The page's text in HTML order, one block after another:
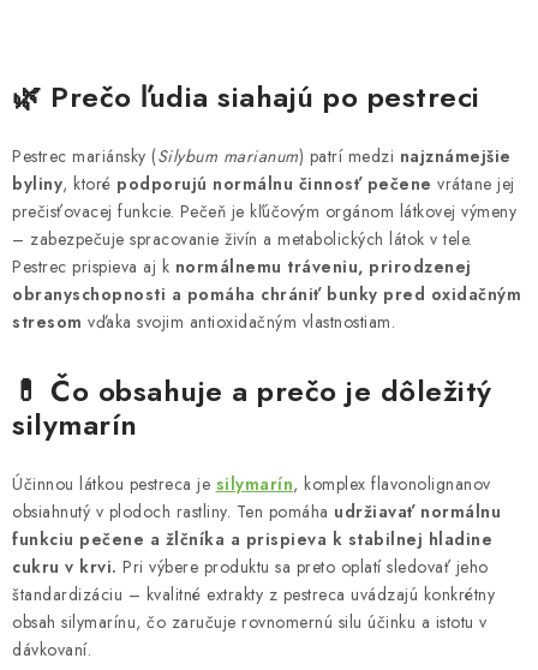
v
l
á
d
a
c
i
e
p
v
k
v
ý
p
i
s
u
🌿 Prečo ľudia siahajú po pestreci
Pestrec mariánsky (Silybum marianum) patrí medzi najznámejšie
byliny, ktoré podporujú normálnu činnosť pečene vrátane jej
prečisťovacej funkcie. Pečeň je kľúčovým orgánom látkovej výmeny
– zabezpečuje spracovanie živín a metabolických látok v tele.
Pestrec prispieva aj k normálnemu tráveniu, prirodzenej
obranyschopnosti a pomáha chrániť bunky pred oxidačným
stresom vďaka svojim antioxidačným vlastnostiam.
💊 Čo obsahuje a prečo je dôležitý
silymarín
Účinnou látkou pestreca je silymarín, komplex flavonolignanov
obsiahnutý v plodoch rastliny. Ten pomáha udržiavať normálnu
funkciu pečene a žlčníka a prispieva k stabilnej hladine
cukru v krvi. Pri výbere produktu sa preto oplatí sledovať jeho
štandardizáciu – kvalitné extrakty z pestreca uvádzajú konkrétny
obsah silymarínu, čo zaručuje rovnomernú silu účinku a istotu v
dávkovaní.